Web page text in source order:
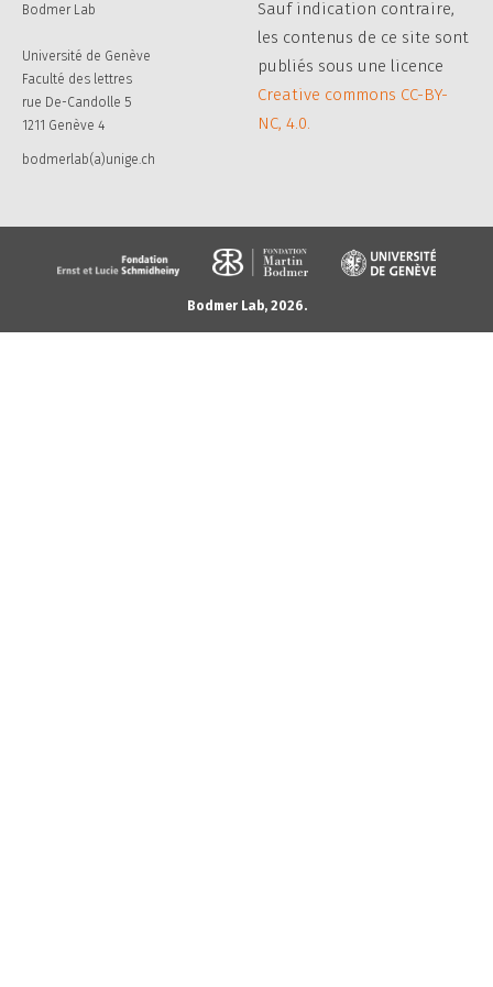
Bodmer Lab
Université de Genève
Faculté des lettres
rue De-Candolle 5
1211 Genève 4
bodmerlab(a)unige.ch
Sauf indication contraire,
les contenus de ce site sont
publiés sous une licence
Creative commons CC-BY-
NC, 4.0.
Bodmer Lab, 2026.